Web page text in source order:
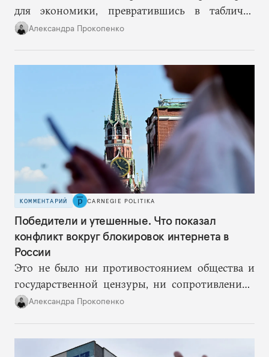
для экономики, превратившись в табличку
«расходов и доходов», не предназначенную для
Александра Прокопенко
КОММЕНТАРИЙ CARNEGIE POLITIKA
Победители и утешенные. Что показал
конфликт вокруг блокировок интернета в
России
Это не было ни противостоянием общества и
государственной цензуры, ни сопротивлением
усилению репрессий. Столкнулись две
«безопасность», помешали инструменты
Александра Прокопенко